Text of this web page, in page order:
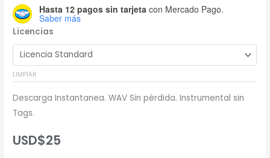
de
USD$20
hasta
Hasta 12 pagos sin tarjeta con Mercado Pago.
Saber más
Licencias
LIMPIAR
Descarga Instantanea. WAV Sin pérdida. Instrumental sin
Tags.
USD$25